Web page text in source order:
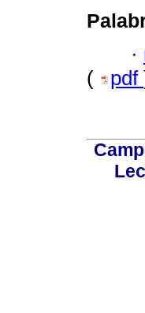
·
(
pdf